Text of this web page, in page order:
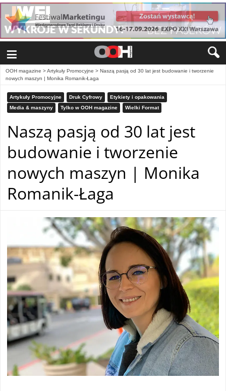
≡
OOH magazine >Artykuły Promocyjne > Naszą pasją od 30 lat jest budowanie i tworzenie
nowych maszyn | Monika Romanik-Łaga
Artykuły Promocyjne Druk Cyfrowy
Etykiety i opakowania
Media & maszyny
Tylko w OOH magazine Wielki Format
Naszą pasją od 30 lat jest
budowanie i tworzenie
nowych maszyn | Monika
Romanik-Łaga